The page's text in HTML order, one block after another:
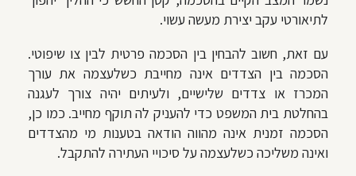
לתיאורטי עקב יצירת מעשה עשוי.
עם זאת, חשוב להבחין בין הסכמה פרטית לבין צו שיפוטי.
הסכמה בין הצדדים אינה מחייבת כשלעצמה את עורך
המכרז או צדדים שלישיים, ולעיתים יהיה צורך לעגנה
בהחלטת בית המשפט כדי להעניק לה תוקף מחייב. כמו כן,
הסכמה זמנית אינה מהווה הודאה בטענות מי מהצדדים
ואינה משליכה כשלעצמה על סיכויי העתירה להתקבל.